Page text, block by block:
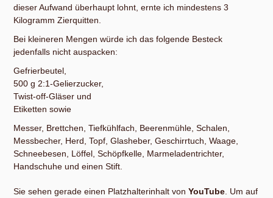
dieser Aufwand überhaupt lohnt, ernte ich mindestens 3
Kilogramm Zierquitten.
Bei kleineren Mengen würde ich das folgende Besteck
jedenfalls nicht auspacken:
Gefrierbeutel,
500 g 2:1-Gelierzucker,
Twist-off-Gläser und
Etiketten sowie
Messer, Brettchen, Tiefkühlfach, Beerenmühle, Schalen,
Messbecher, Herd, Topf, Glasheber, Geschirrtuch, Waage,
Schneebesen, Löffel, Schöpfkelle, Marmeladentrichter,
Handschuhe und einen Stift.
Sie sehen gerade einen Platzhalterinhalt vonYouTube . Um auf